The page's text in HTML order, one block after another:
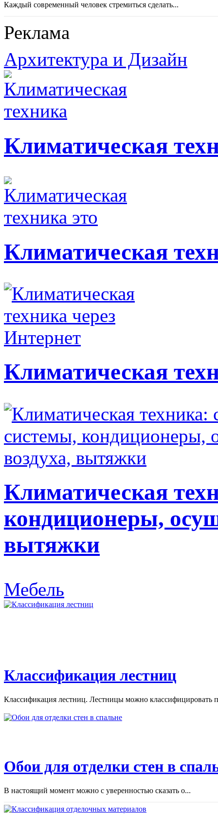
Каждый современный человек стремиться сделать...
Реклама
Архитектура и Дизайн
Климатическая
Климатическая
Климатическая
Климатическая
кондиционеры,
вытяжки
Мебель
Классификация лестниц
Классификация лестниц. Лестницы можно классифицировать
Обои для отделки стен в
В настоящий момент можно с уверенностью сказать о...